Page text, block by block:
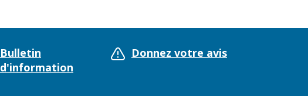
Bulletin
d'information
Donnez votre avis